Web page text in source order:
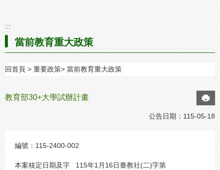
:::
當前教育重大政策
回首頁 重要政策 當前教育重大政策
教育部30+大學試辦計畫
公告日期： 115-05-18
編號： 115-2400-002
本案核定日期及字
115年1月16日臺教社(二)字第